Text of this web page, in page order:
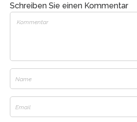
Schreiben Sie einen Kommentar